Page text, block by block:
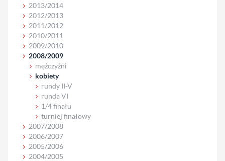
2013/2014
2012/2013
2011/2012
2010/2011
2009/2010
2008/2009
mężczyźni
kobiety
rundy II-V
runda VI
1/4 finału
turniej finałowy
2007/2008
2006/2007
2005/2006
2004/2005